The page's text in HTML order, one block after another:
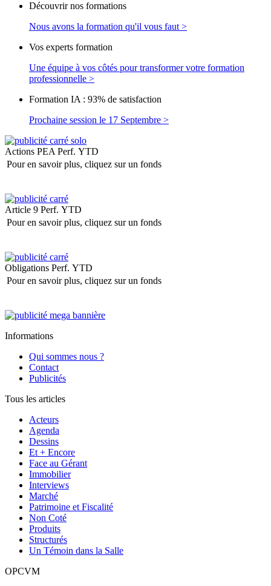
Découvrir nos formations
Nous avons la formation qu'il vous faut >
Vos experts formation
Une équipe à vos côtés pour transformer votre formation
professionnelle >
Formation IA : 93% de satisfaction
Prochaine session le 17 Septembre >
Actions PEA Perf. YTD
Pour en savoir plus, cliquez sur un fonds
Article 9 Perf. YTD
Pour en savoir plus, cliquez sur un fonds
Obligations Perf. YTD
Pour en savoir plus, cliquez sur un fonds
Informations
Qui sommes nous ?
Contact
Publicités
Tous les articles
Acteurs
Agenda
Dessins
Et + Encore
Face au Gérant
Immobilier
Interviews
Marché
Patrimoine et Fiscalité
Non Coté
Produits
Structurés
Un Témoin dans la Salle
OPCVM